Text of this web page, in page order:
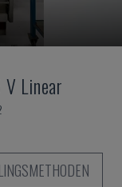
Linear